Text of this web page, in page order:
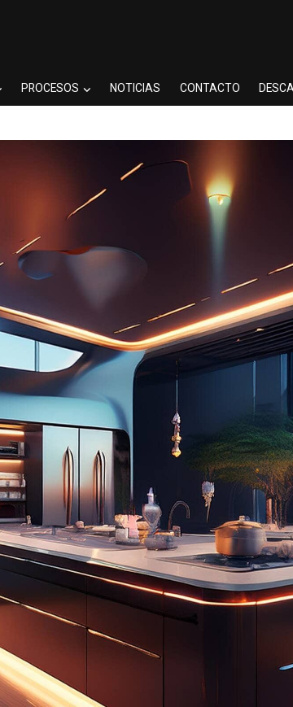
PROCESOS NOTICIAS CONTACTO